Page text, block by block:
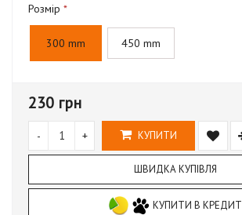
Розмір
300 mm 450 mm
230 грн
- + КУПИТИ
ШВИДКА КУПІВЛЯ
КУПИТИ В КРЕДИТ